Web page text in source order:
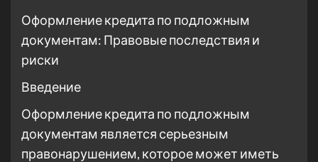
Оформление кредита по подложным
документам: Правовые последствия и
риски
Введение
Оформление кредита по подложным
документам является серьезным
правонарушением, которое может иметь